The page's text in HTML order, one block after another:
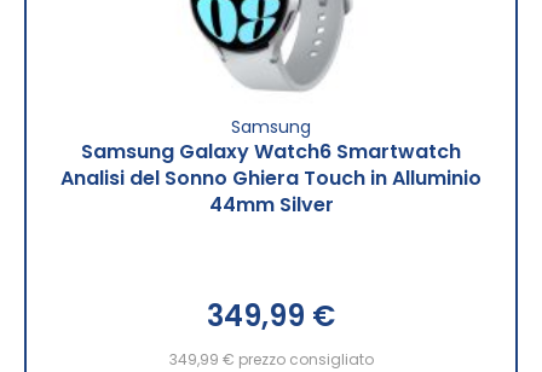
Samsung
Samsung Galaxy Watch6 Smartwatch
Analisi del Sonno Ghiera Touch in Alluminio
44mm Silver
349,99 €
349,99 € prezzo consigliato